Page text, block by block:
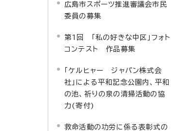
広島市スポーツ推進審議会市民
委員の募集
第1回 「私の好きな中区」フォト
コンテスト 作品募集
「ケルヒャー ジャパン株式会
社」による平和記念公園内、平和
の池、祈りの泉の清掃活動の協
力(寄付)
救命活動の功労に係る表彰式の